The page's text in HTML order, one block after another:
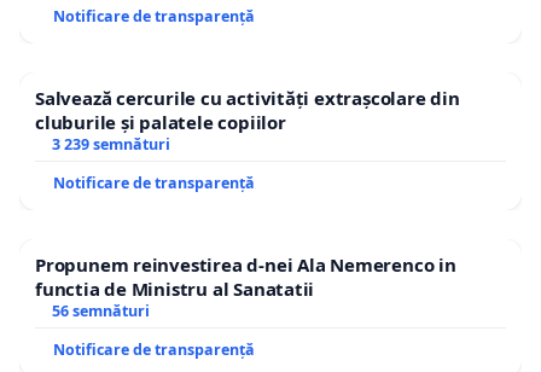
Notificare de transparență
Salvează cercurile cu activități extrașcolare din
cluburile și palatele copiilor
3 239 semnături
Notificare de transparență
Propunem reinvestirea d-nei Ala Nemerenco in
functia de Ministru al Sanatatii
56 semnături
Notificare de transparență